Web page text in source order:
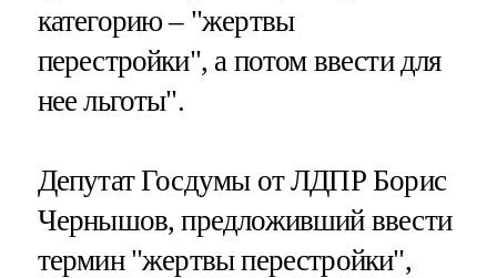
категорию – "жертвы
перестройки", а потом ввести для
нее льготы".
Депутат Госдумы от ЛДПР Борис
Чернышов, предложивший ввести
термин "жертвы перестройки",